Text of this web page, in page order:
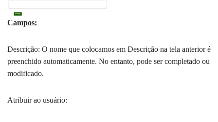
Campos:
Descrição: O nome que colocamos em Descrição na tela anterior é
preenchido automaticamente. No entanto, pode ser completado ou
modificado.
Atribuir ao usuário: